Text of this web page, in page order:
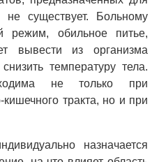
существует. Больному
режим, обильное питье,
вывести из организма
температуру тела.
не только при
тракта, но и при
назначается